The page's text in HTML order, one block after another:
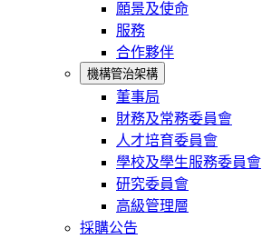
願景及使命
服務
合作夥伴
機構管治架構
董事局
財務及常務委員會
人才培育委員會
學校及學生服務委員會
研究委員會
高級管理層
採購公告